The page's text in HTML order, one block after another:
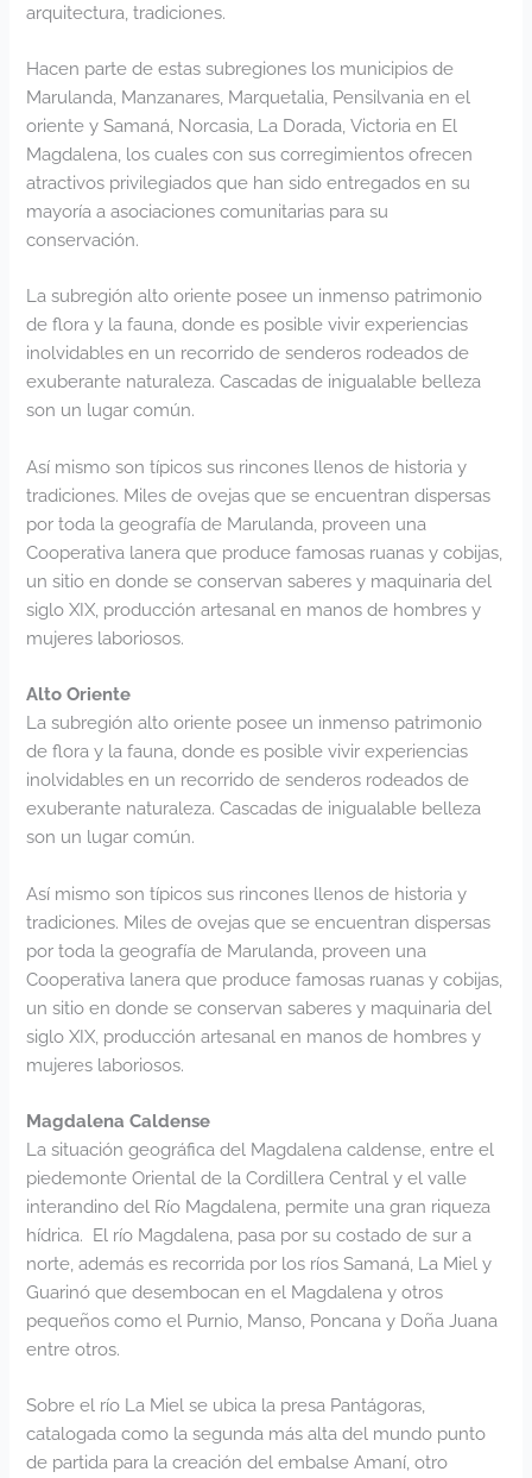
arquitectura, tradiciones.
Hacen parte de estas subregiones los municipios de
Marulanda, Manzanares, Marquetalia, Pensilvania en el
oriente y Samaná, Norcasia, La Dorada, Victoria en El
Magdalena, los cuales con sus corregimientos ofrecen
atractivos privilegiados que han sido entregados en su
mayoría a asociaciones comunitarias para su
conservación.
La subregión alto oriente posee un inmenso patrimonio
de flora y la fauna, donde es posible vivir experiencias
inolvidables en un recorrido de senderos rodeados de
exuberante naturaleza. Cascadas de inigualable belleza
son un lugar común.
Así mismo son típicos sus rincones llenos de historia y
tradiciones. Miles de ovejas que se encuentran dispersas
por toda la geografía de Marulanda, proveen una
Cooperativa lanera que produce famosas ruanas y cobijas,
un sitio en donde se conservan saberes y maquinaria del
siglo XIX, producción artesanal en manos de hombres y
mujeres laboriosos.
Alto Oriente
La subregión alto oriente posee un inmenso patrimonio
de flora y la fauna, donde es posible vivir experiencias
inolvidables en un recorrido de senderos rodeados de
exuberante naturaleza. Cascadas de inigualable belleza
son un lugar común.
Así mismo son típicos sus rincones llenos de historia y
tradiciones. Miles de ovejas que se encuentran dispersas
por toda la geografía de Marulanda, proveen una
Cooperativa lanera que produce famosas ruanas y cobijas,
un sitio en donde se conservan saberes y maquinaria del
siglo XIX, producción artesanal en manos de hombres y
mujeres laboriosos.
Magdalena Caldense
La situación geográfica del Magdalena caldense, entre el
piedemonte Oriental de la Cordillera Central y el valle
interandino del Río Magdalena, permite una gran riqueza
hídrica. El río Magdalena, pasa por su costado de sur a
norte, además es recorrida por los ríos Samaná, La Miel y
Guarinó que desembocan en el Magdalena y otros
pequeños como el Purnio, Manso, Poncana y Doña Juana
entre otros.
Sobre el río La Miel se ubica la presa Pantágoras,
catalogada como la segunda más alta del mundo punto
de partida para la creación del embalse Amaní, otro